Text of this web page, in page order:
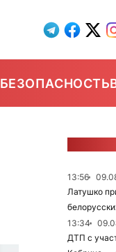
БЕЗОПАСНОСТЬ
13:56
Латушко
13:34
ДТП с